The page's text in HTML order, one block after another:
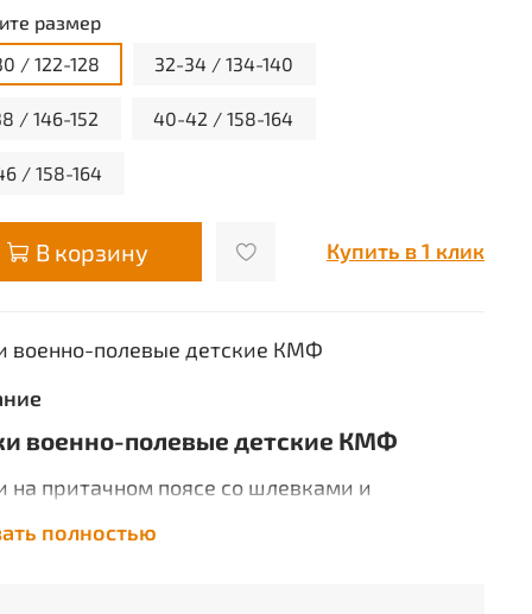
размер
/ 122-128
32-34 / 134-140
/ 146-152 40-42 / 158-164
/ 158-164
В корзину Купить в 1 клик
военно-полевые детские КМФ
военно-полевые детские КМФ
на притачном поясе со шлевками и
с клапанами и карманами с отрезным
полностью